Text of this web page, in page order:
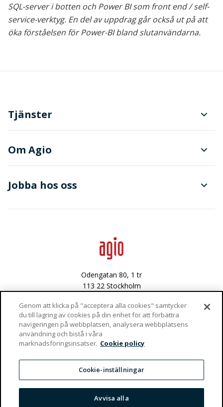
SQL-server i botten och Power BI som front end / self-
service-verktyg. En del av uppdrag går också ut på att
öka förståelsen för Power-BI bland slutanvändarna.
Tjänster
Planering och produktionsstyrning
Om Agio
Finanser
Data & integritet
Jobba hos oss
Odengatan 80, 1 tr
113 22 Stockholm
Västra Varvsgatan 3
972 36 Luleå
Vaktgatan 4
981 47 Kiruna
Privacy Policy
Genom att klicka på "acceptera alla cookies" samtycker
du till lagring av cookies på din enhet för att förbättra
navigeringen på webbplatsen, analysera webbplatsens
användning och bistå i våra
marknadsföringsinsatser. Cookie policy
Cookie-inställningar
Avvisa alla